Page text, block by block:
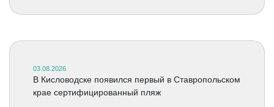
03.08.2026
В Кисловодске появился первый в Ставропольском
крае сертифицированный пляж